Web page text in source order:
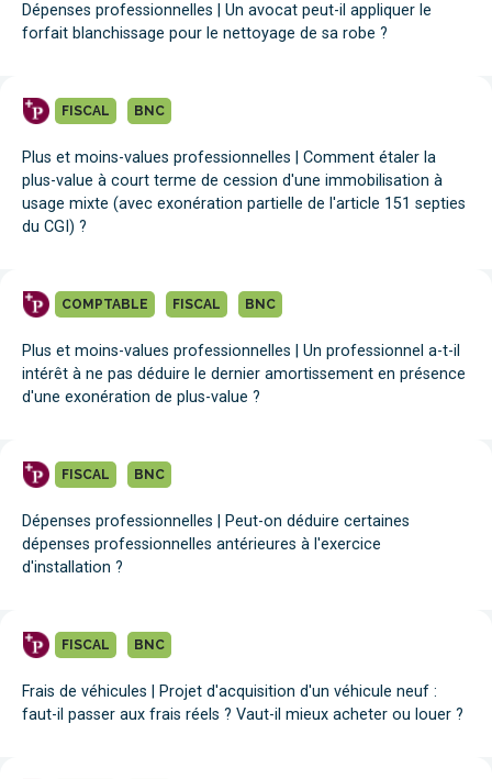
Dépenses professionnelles | Un avocat peut-il appliquer le
forfait blanchissage pour le nettoyage de sa robe ?
FISCAL BNC
Plus et moins-values professionnelles | Comment étaler la
plus-value à court terme de cession d'une immobilisation à
usage mixte (avec exonération partielle de l'article 151 septies
du CGI) ?
COMPTABLE FISCAL BNC
Plus et moins-values professionnelles | Un professionnel a-t-il
intérêt à ne pas déduire le dernier amortissement en présence
d'une exonération de plus-value ?
FISCAL BNC
Dépenses professionnelles | Peut-on déduire certaines
dépenses professionnelles antérieures à l'exercice
d'installation ?
FISCAL BNC
Frais de véhicules | Projet d'acquisition d'un véhicule neuf :
faut-il passer aux frais réels ? Vaut-il mieux acheter ou louer ?